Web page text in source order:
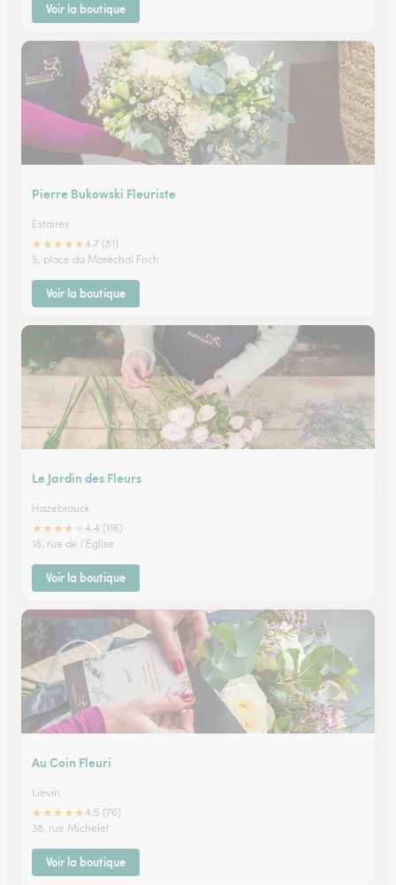
Voir la boutique
Pierre Bukowski Fleuriste
Estaires
★★★★★4.7 (81)
5, place du Maréchal Foch
Voir la boutique
Le Jardin des Fleurs
Hazebrouck
★★★★
4.4 (116)
18, rue de l'Eglise
Voir la boutique
Au Coin Fleuri
Lievin
★★★★★4.5 (76)
38, rue Michelet
Voir la boutique